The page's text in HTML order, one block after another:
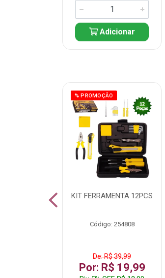
Adicionar
% PROMOÇÃO
KIT FERRAMENTA 12PCS
Código: 254808
De: R$ 39,99
Por: R$ 19,99